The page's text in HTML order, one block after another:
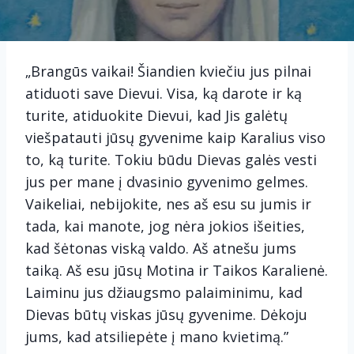
„Brangūs vaikai! Šiandien kviečiu jus pilnai
atiduoti save Dievui. Visa, ką darote ir ką
turite, atiduokite Dievui, kad Jis galėtų
viešpatauti jūsų gyvenime kaip Karalius viso
to, ką turite. Tokiu būdu Dievas galės vesti
jus per mane į dvasinio gyvenimo gelmes.
Vaikeliai, nebijokite, nes aš esu su jumis ir
tada, kai manote, jog nėra jokios išeities,
kad šėtonas viską valdo. Aš atnešu jums
taiką. Aš esu jūsų Motina ir Taikos Karalienė.
Laiminu jus džiaugsmo palaiminimu, kad
Dievas būtų viskas jūsų gyvenime. Dėkoju
jums, kad atsiliepėte į mano kvietimą.”